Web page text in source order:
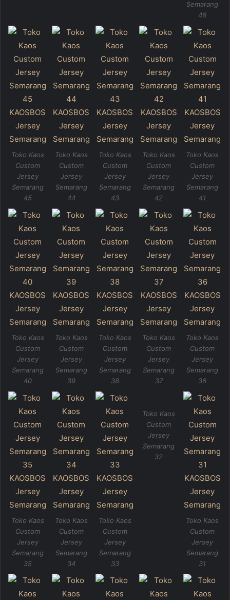
Semarang
46
Toko Kaos
Custom
Jersey
Semarang
45
Toko Kaos
Custom
Jersey
Semarang
44
Toko Kaos
Custom
Jersey
Semarang
43
Toko Kaos
Custom
Jersey
Semarang
42
Toko Kaos
Custom
Jersey
Semarang
41
Toko Kaos
Custom
Jersey
Semarang
40
Toko Kaos
Custom
Jersey
Semarang
39
Toko Kaos
Custom
Jersey
Semarang
38
Toko Kaos
Custom
Jersey
Semarang
37
Toko Kaos
Custom
Jersey
Semarang
36
Toko Kaos
Custom
Jersey
Semarang
35
Toko Kaos
Custom
Jersey
Semarang
34
Toko Kaos
Custom
Jersey
Semarang
33
Toko Kaos
Custom
Jersey
Semarang
32
Toko Kaos
Custom
Jersey
Semarang
31